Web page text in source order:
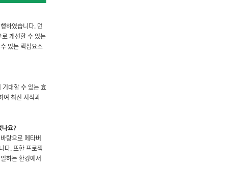
하였습니다. 먼
개선할 수 있는
있는 핵심요소
대할 수 있는 효
여 최신 지식과
나요?
탕으로 메타버
다. 또한 프로젝
하는 환경에서